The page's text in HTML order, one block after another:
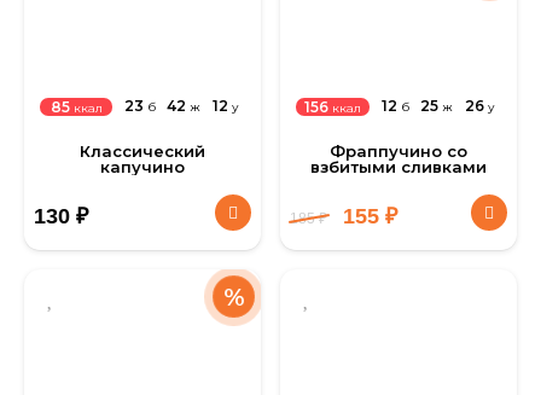
85ккал 23 б 42 ж 12 у
Классический
капучино
130 ₽
156 ккал 12 б 25 ж 26у
Фраппучино со
взбитыми сливками
185₽ 155₽
%